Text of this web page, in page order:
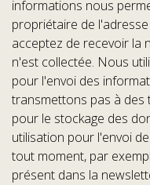
informations nous
propriétaire de
acceptez de recevoir la
n'est collectée. Nous
pour l'envoi des
transmettons pas à des
pour le stockage des
utilisation pour l'envoi
tout moment, par
présent dans la